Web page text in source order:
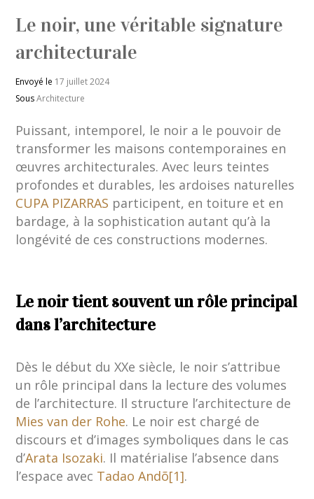
Le noir, une véritable signature
architecturale
Envoyé le 17 juillet 2024
SousArchitecture
Puissant, intemporel, le noir a le pouvoir de
transformer les maisons contemporaines en
œuvres architecturales. Avec leurs teintes
profondes et durables, les ardoises naturelles
CUPA PIZARRAS participent, en toiture et en
bardage, à la sophistication autant qu’à la
longévité de ces constructions modernes.
Le noir tient souvent un rôle principal
dans l’architecture
Dès le début du XXe siècle, le noir s’attribue
un rôle principal dans la lecture des volumes
de l’architecture. Il structure l’architecture de
Mies van der Rohe. Le noir est chargé de
discours et d’images symboliques dans le cas
d’Arata Isozaki. Il matérialise l’absence dans
l’espace avec Tadao Andõ[1].